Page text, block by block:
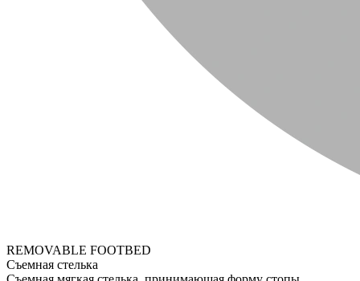
REMOVABLE FOOTBED
Съемная стелька